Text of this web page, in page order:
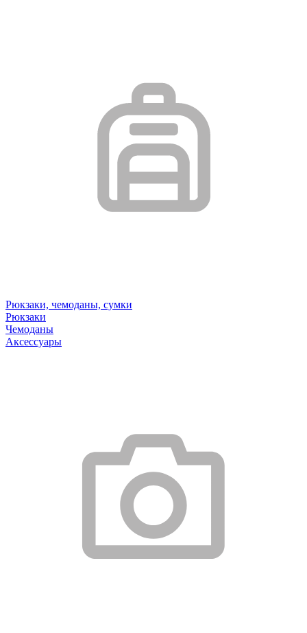
Рюкзаки, чемоданы, сумки
Рюкзаки
Чемоданы
Аксессуары